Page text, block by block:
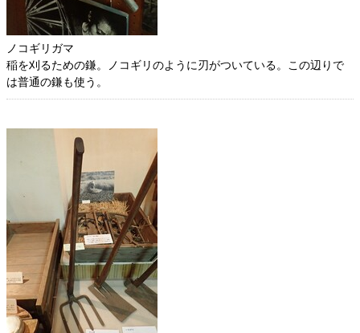
ノコギリガマ
稲を刈るための鎌。ノコギリのように刃がついている。この辺りで
は普通の鎌も使う。